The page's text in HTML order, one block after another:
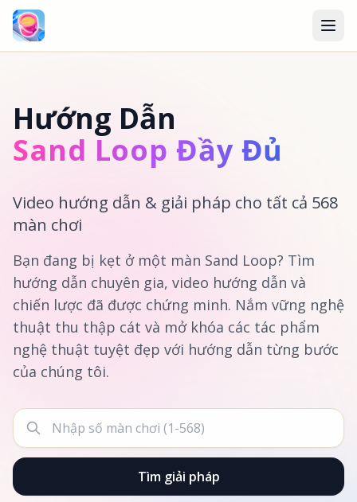
Hướng Dẫn
Sand Loop Đầy Đủ
Video hướng dẫn & giải pháp cho tất cả 568
màn chơi
Bạn đang bị kẹt ở một màn Sand Loop? Tìm
hướng dẫn chuyên gia, video hướng dẫn và
chiến lược đã được chứng minh. Nắm vững nghệ
thuật thu thập cát và mở khóa các tác phẩm
nghệ thuật tuyệt đẹp với hướng dẫn từng bước
của chúng tôi.
Tìm giải pháp